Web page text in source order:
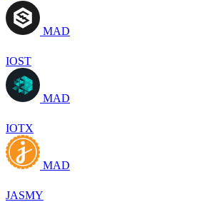
MAD
IOST
MAD
IOTX
MAD
JASMY